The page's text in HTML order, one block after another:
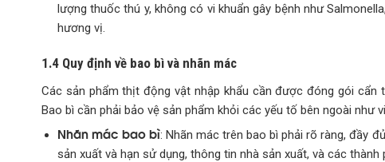
lượng thuốc thú y, không có vi khuẩn gây bệnh như
hương vị.
1.4 Quy định về bao bì và nhãn mác
Các sản phẩm thịt động vật nhập khẩu cần được đóng gói cẩn
Bao bì cần phải bảo vệ sản phẩm khỏi các yếu tố bên ngoài như
Nhãn mác bao bì: Nhãn mác trên bao bì phải rõ ràng, đầy
sản xuất và hạn sử dụng, thông tin nhà sản xuất, và các thành